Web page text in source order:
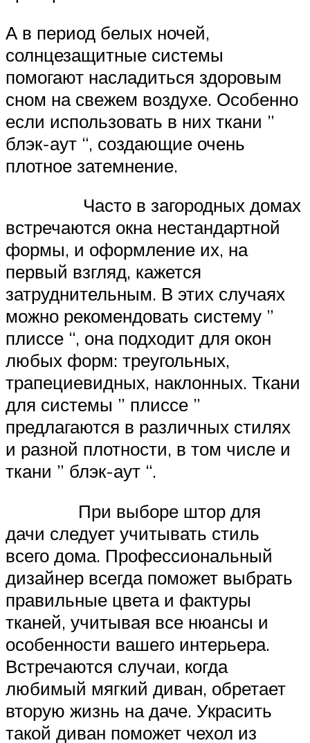
А в период белых ночей,
солнцезащитные системы
помогают насладиться здоровым
сном на свежем воздухе. Особенно
если использовать в них ткани ”
блэк-аут “, создающие очень
плотное затемнение.
Часто в загородных домах
встречаются окна нестандартной
формы, и оформление их, на
первый взгляд, кажется
затруднительным. В этих случаях
можно рекомендовать систему ”
плиссе “, она подходит для окон
любых форм: треугольных,
трапециевидных, наклонных. Ткани
для системы ” плиссе ”
предлагаются в различных стилях
и разной плотности, в том числе и
ткани ” блэк-аут “.
При выборе штор для
дачи следует учитывать стиль
всего дома. Профессиональный
дизайнер всегда поможет выбрать
правильные цвета и фактуры
тканей, учитывая все нюансы и
особенности вашего интерьера.
Встречаются случаи, когда
любимый мягкий диван, обретает
вторую жизнь на даче. Украсить
такой диван поможет чехол из